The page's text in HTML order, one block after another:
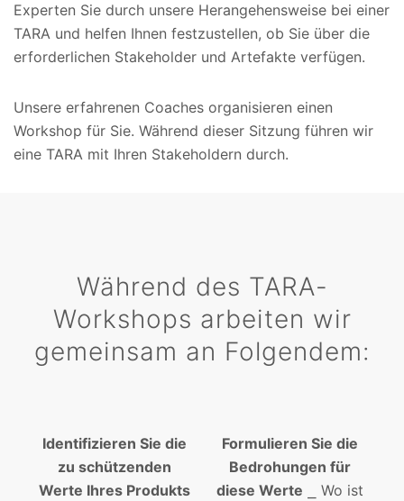
Experten Sie durch unsere Herangehensweise bei einer
TARA und helfen Ihnen festzustellen, ob Sie über die
erforderlichen Stakeholder und Artefakte verfügen.
Unsere erfahrenen Coaches organisieren einen
Workshop für Sie. Während dieser Sitzung führen wir
eine TARA mit Ihren Stakeholdern durch.
Während des TARA-
Workshops arbeiten wir
gemeinsam an Folgendem:
Identifizieren Sie die
zu schützenden
Werte Ihres Produkts
Formulieren Sie die
Bedrohungen für
diese Werte ⎯ Wo ist